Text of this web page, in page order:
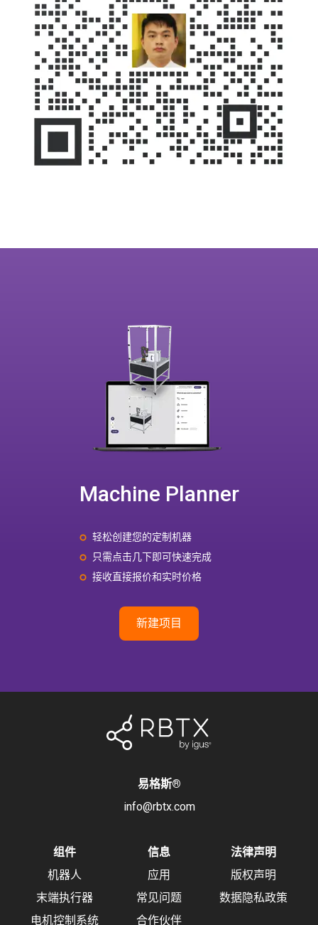
Machine Planner
轻松创建您的定制机器
只需点击几下即可快速完成
接收直接报价和实时价格
新建项目
易格斯®
info@rbtx.com
组件
机器人
末端执行器
电机控制系统
信息
应用
常见问题
合作伙伴
法律声明
版权声明
数据隐私政策